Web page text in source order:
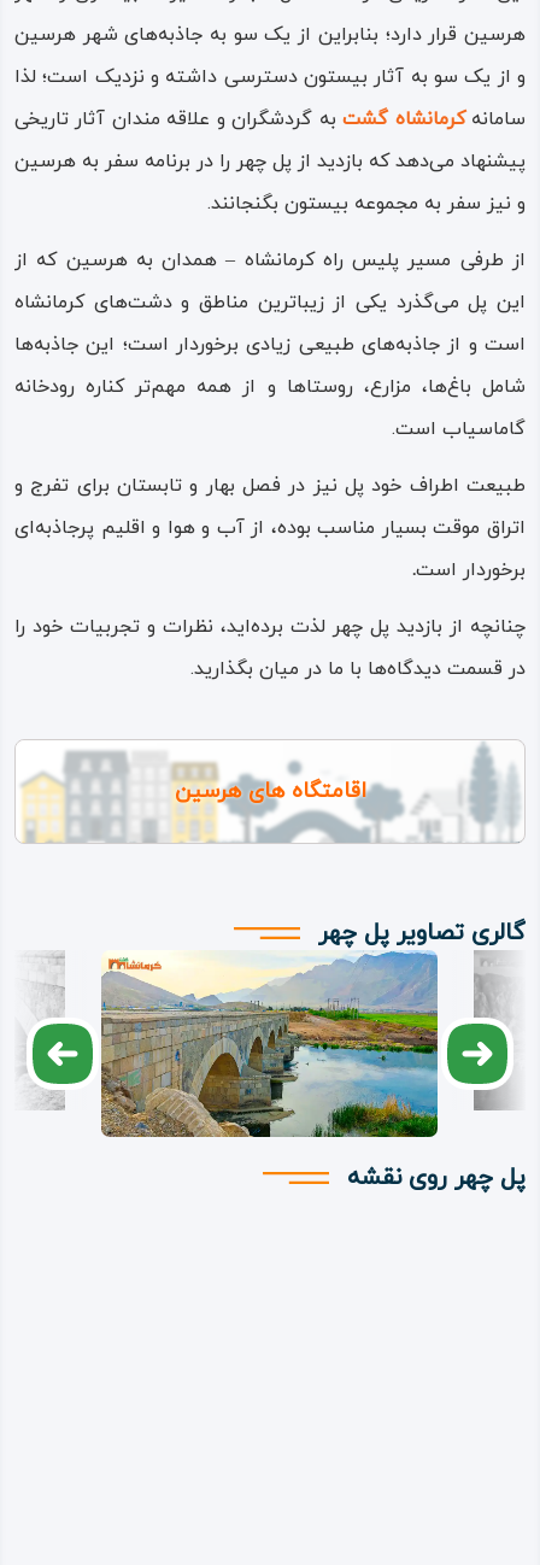
هرسین قرار دارد؛ بنابراین از یک سو به جاذبه‌های شهر هرسین
و از یک سو به آثار بیستون دسترسی داشته و نزدیک است؛ لذا
سامانهکرمانشاه گشتبه گردشگران و علاقه مندان آثار تاریخی
پیشنهاد می‌دهد که بازدید از پل چهر را در برنامه سفر به هرسین
و نیز سفر به مجموعه بیستون بگنجانند.
از طرفی مسیر پلیس راه کرمانشاه – همدان به هرسین که از
این پل می‌گذرد یکی از زیباترین مناطق و دشت‌های کرمانشاه
است و از جاذبه‌های طبیعی زیادی برخوردار است؛ این جاذبه‌ها
شامل باغ‌ها، مزارع، روستاها و از همه مهم‌تر کناره رودخانه
گاماسیاب است.
طبیعت اطراف خود پل نیز در فصل بهار و تابستان برای تفرج و
اتراق موقت بسیار مناسب بوده، از آب‌ و هوا و اقلیم پرجاذبه‌ای
برخوردار است.
چنانچه از بازدید پل چهر لذت برده‌اید، نظرات و تجربیات خود را
در قسمت دیدگاه‌ها با ما در میان بگذارید.
اقامتگاه های هرسین
گالری تصاویر پل چهر
پل چهر روی نقشه